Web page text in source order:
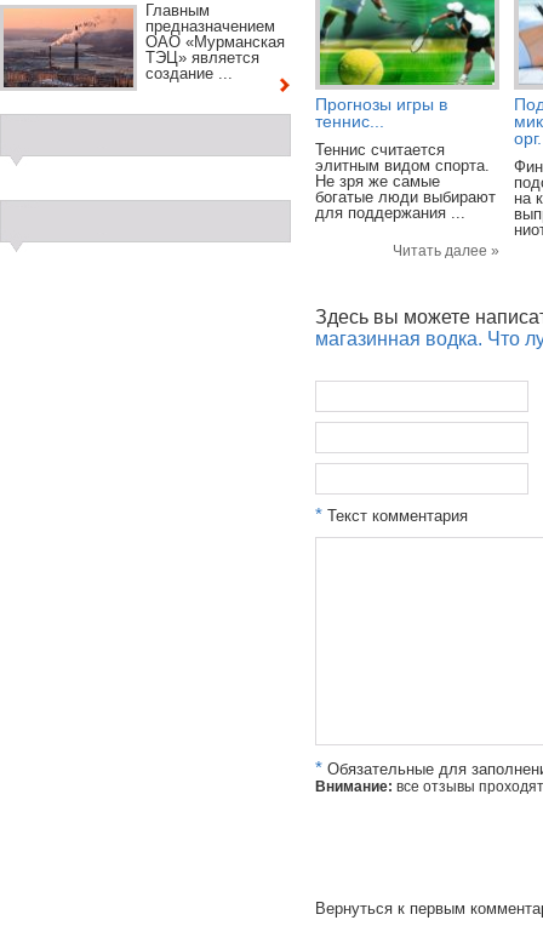
Прогнозы игры в
теннис...
Теннис считается
элитным видом спорта.
Не зря же самые
богатые люди выбирают
для поддержания ...
Читать далее »
на
Здесь вы можете
магазинная водка. Что
* Текст комментария
* Обязательные для
Внимание: все отзывы
Вернуться к первым
Главным
предназначением
ОАО «Мурманская
ТЭЦ» является
создание ...